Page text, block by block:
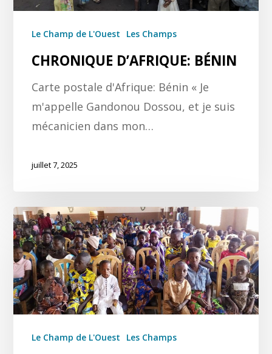
Le Champ de L'Ouest Les Champs
CHRONIQUE D’AFRIQUE: BÉNIN
Carte postale d'Afrique: Bénin « Je
m'appelle Gandonou Dossou, et je suis
mécanicien dans mon…
juillet 7, 2025
Le Champ de L'Ouest Les Champs